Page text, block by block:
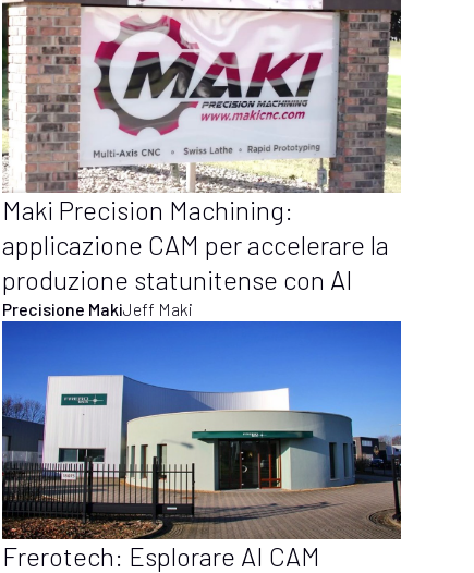
Maki Precision Machining:
applicazione CAM per accelerare la
produzione statunitense con AI
Precisione MakiJeff Maki
Frerotech: Esplorare AI CAM